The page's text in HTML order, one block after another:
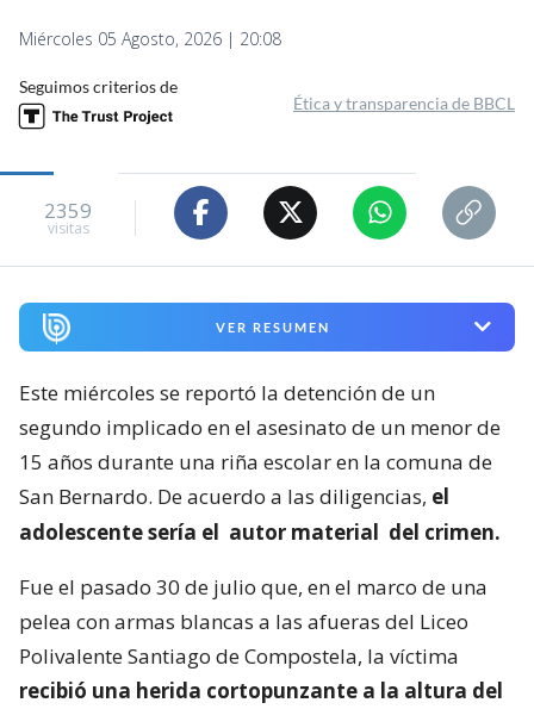
Miércoles 05 Agosto, 2026 | 20:08
Seguimos criterios de
Ética y transparencia de BBCL
2359
visitas
VER RESUMEN
Este miércoles se reportó la detención de un
segundo implicado en el asesinato de un menor de
15 años durante una riña escolar en la comuna de
San Bernardo. De acuerdo a las diligencias, el
adolescente sería el autor material del crimen.
Fue el pasado 30 de julio que, en el marco de una
pelea con armas blancas a las afueras del Liceo
Polivalente Santiago de Compostela, la víctima
recibió una herida cortopunzante a la altura del